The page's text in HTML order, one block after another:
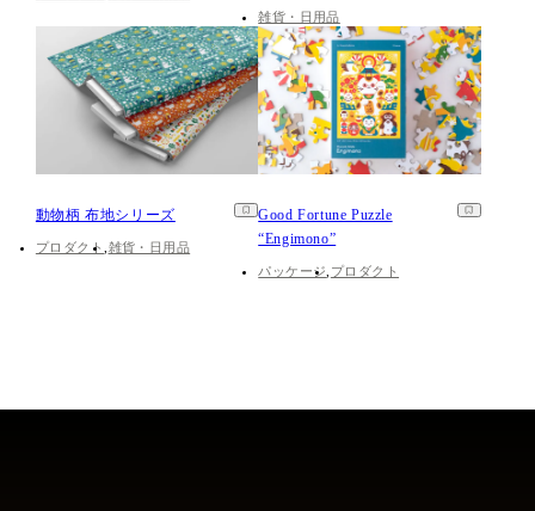
雑貨・日用品
動物柄 布地シリーズ
プロダクト 雑貨・日用品
Good Fortune Puzzle
“Engimono”
パッケージ プロダクト